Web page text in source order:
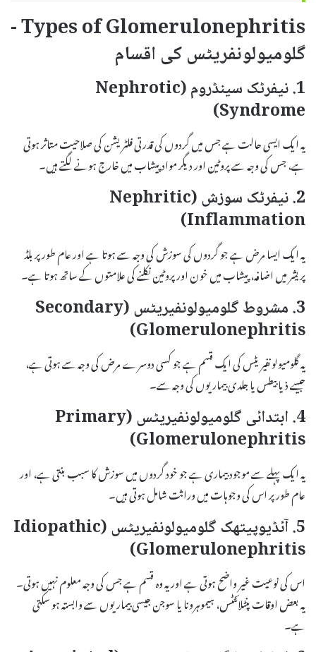
Types of Glomerulonephritis -
گلومیولونفریٹس کی اقسام
1. نیفرٹک سینڈروم (Nephrotic
Syndrome)
یہ ایک ایسی حالت ہے جس میں گردوں کی قدرتی فلٹریشن کی صلاحیت متاثر ہوتی
ہے، جس کی وجہ سے پروٹین اور دیگر مواد پیشاب میں خارج ہونے لگتے ہیں۔
2. نیفرٹک سوزش (Nephritic
Inflammation)
یہ ایک ایسا مرض ہے جو گردوں کی سوزش کی وجہ سے ہوتا ہے اور عام طور پر بلڈ
پریشر میں اضافہ، پیشاب میں خون اور پروٹین نکلنے کی علامتوں کے ساتھ ہوتا ہے۔
3. مشروط گلومیولونفیریٹس (Secondary
Glomerulonephritis)
یہ گلومیولونفیریٹس کی ایک قسم ہے جو کسی دوسرے مرض کی وجہ سے ہوتی ہے،
جیسے ذیابیطس یا جلدی بیماریوں کی وجہ سے۔
4. ابتدائی گلومیولونفیریٹس (Primary
Glomerulonephritis)
یہ ایک پہلے سے موجود بیماری ہے جو خود گردوں میں سوزش کا سبب بنتی ہے، اور
عام طور پر اس کی وجوہات میں وراثت شامل ہوتی ہیں۔
5. آئڈیوپیتھک گلومیولونفیریٹس (Idiopathic
Glomerulonephritis)
اس کی نوعیت غیر واضح ہوتی ہے اور یہ وہ قسم ہے جس کی وجہ معلوم نہیں ہوتی۔
یہ بعض اوقات پنٹلائٹٹس، ہیموہرونا یا سوجن جیسی بیماریوں سے وابستہ ہو سکتی
ہے۔